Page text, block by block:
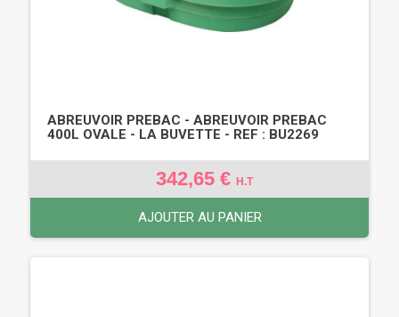
ABREUVOIR PREBAC - ABREUVOIR PREBAC
400L OVALE - LA BUVETTE - REF : BU2269
342,65 € H.T
AJOUTER AU PANIER